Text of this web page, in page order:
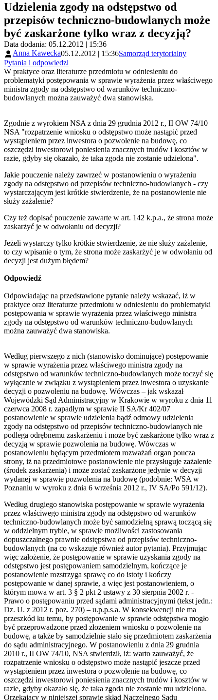
Udzielenia zgody na odstępstwo od
przepisów techniczno-budowlanych może
być zaskarżone tylko wraz z decyzją?
Data dodania: 05.12.2012 | 15:36
Anna Kawecka05.12.2012 | 15:36Samorząd terytorialny
Pytania i odpowiedzi
W praktyce oraz literaturze przedmiotu w odniesieniu do
problematyki postępowania w sprawie wyrażenia przez właściwego
ministra zgody na odstępstwo od warunków techniczno-
budowlanych można zauważyć dwa stanowiska.
Zgodnie z wyrokiem NSA z dnia 29 grudnia 2012 r., II OW 74/10
NSA "rozpatrzenie wniosku o odstępstwo może nastąpić przed
wystąpieniem przez inwestora o pozwolenie na budowę, co
oszczędzi inwestorowi poniesienia znacznych trudów i kosztów w
razie, gdyby się okazało, że taka zgoda nie zostanie udzielona".
Jakie pouczenie należy zawrzeć w postanowieniu o wyrażeniu
zgody na odstępstwo od przepisów techniczno-budowlanych - czy
wystarczającym jest krótkie stwierdzenie, że na postanowienie nie
służy zażalenie?
Czy też dopisać pouczenie zawarte w art. 142 k.p.a., że strona może
zaskarżyć je w odwołaniu od decyzji?
Jeżeli wystarczy tylko krótkie stwierdzenie, że nie służy zażalenie,
to czy wpisanie o tym, że strona może zaskarżyć je w odwołaniu od
decyzji jest dużym błędem?
Odpowiedź
Odpowiadając na przedstawione pytanie należy wskazać, iż w
praktyce oraz literaturze przedmiotu w odniesieniu do problematyki
postępowania w sprawie wyrażenia przez właściwego ministra
zgody na odstępstwo od warunków techniczno-budowlanych
można zauważyć dwa stanowiska.
Według pierwszego z nich (stanowisko dominujące) postępowanie
w sprawie wyrażenia przez właściwego ministra zgody na
odstępstwo od warunków techniczno-budowlanych może toczyć się
wyłącznie w związku z wystąpieniem przez inwestora o uzyskanie
decyzji o pozwoleniu na budowę. Wówczas – jak wskazał
Wojewódzki Sąd Administracyjny w Krakowie w wyroku z dnia 11
czerwca 2008 r. zapadłym w sprawie II SA/Kr 402/07
postanowienie w sprawie udzielenia bądź odmowy udzielenia
zgody na odstępstwo od przepisów techniczno-budowlanych nie
podlega odrębnemu zaskarżeniu i może być zaskarżone tylko wraz z
decyzją w sprawie pozwolenia na budowę. Wówczas w
postanowieniu będącym przedmiotem rozważań organ poucza
strony, iż na przedmiotowe postanowienie nie przysługuje zażalenie
(środek zaskarżenia) i może zostać zaskarżone jedynie w decyzji
wydanej w sprawie pozwolenia na budowę (podobnie: WSA w
Poznaniu w wyroku z dnia 6 września 2012 r., IV SA/Po 591/12).
Według drugiego stanowiska postępowanie w sprawie wyrażenia
przez właściwego ministra zgody na odstępstwo od warunków
techniczno-budowlanych może być samodzielną sprawą toczącą się
w oddzielnym trybie, w sprawie możliwości zastosowania
dopuszczalnego prawnie odstępstwa od przepisów techniczno-
budowlanych (na co wskazuje również autor pytania). Przyjmując
więc założenie, że postępowanie w sprawie uzyskania zgody na
odstępstwo jest postępowaniem samodzielnym, kończące je
postanowienie rozstrzyga sprawę co do istoty i kończy
postępowanie w danej sprawie, a więc jest postanowieniem, o
którym mowa w art. 3 § 2 pkt 2 ustawy z 30 sierpnia 2002 r. -
Prawo o postępowaniu przed sądami administracyjnymi (tekst jedn.:
Dz. U. z 2012 r. poz. 270) – u.p.p.s.a. W konsekwencji nie ma
przeszkód ku temu, by postępowanie w sprawie odstępstwa mogło
być przeprowadzone przed złożeniem wniosku o pozwolenie na
budowę, a także by samodzielnie stało się przedmiotem zaskarżenia
do sądu administracyjnego. W postanowieniu z dnia 29 grudnia
2010 r., II OW 74/10, NSA stwierdził, iż: warto zauważyć, że
rozpatrzenie wniosku o odstępstwo może nastąpić jeszcze przed
wystąpieniem przez inwestora o pozwolenie na budowę, co
oszczędzi inwestorowi poniesienia znacznych trudów i kosztów w
razie, gdyby okazało się, że taka zgoda nie zostanie mu udzielona.
Orzekający w niniejszej sprawie skład Naczelnego Sądu